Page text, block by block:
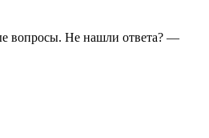
вопросы. Не нашли ответа? —